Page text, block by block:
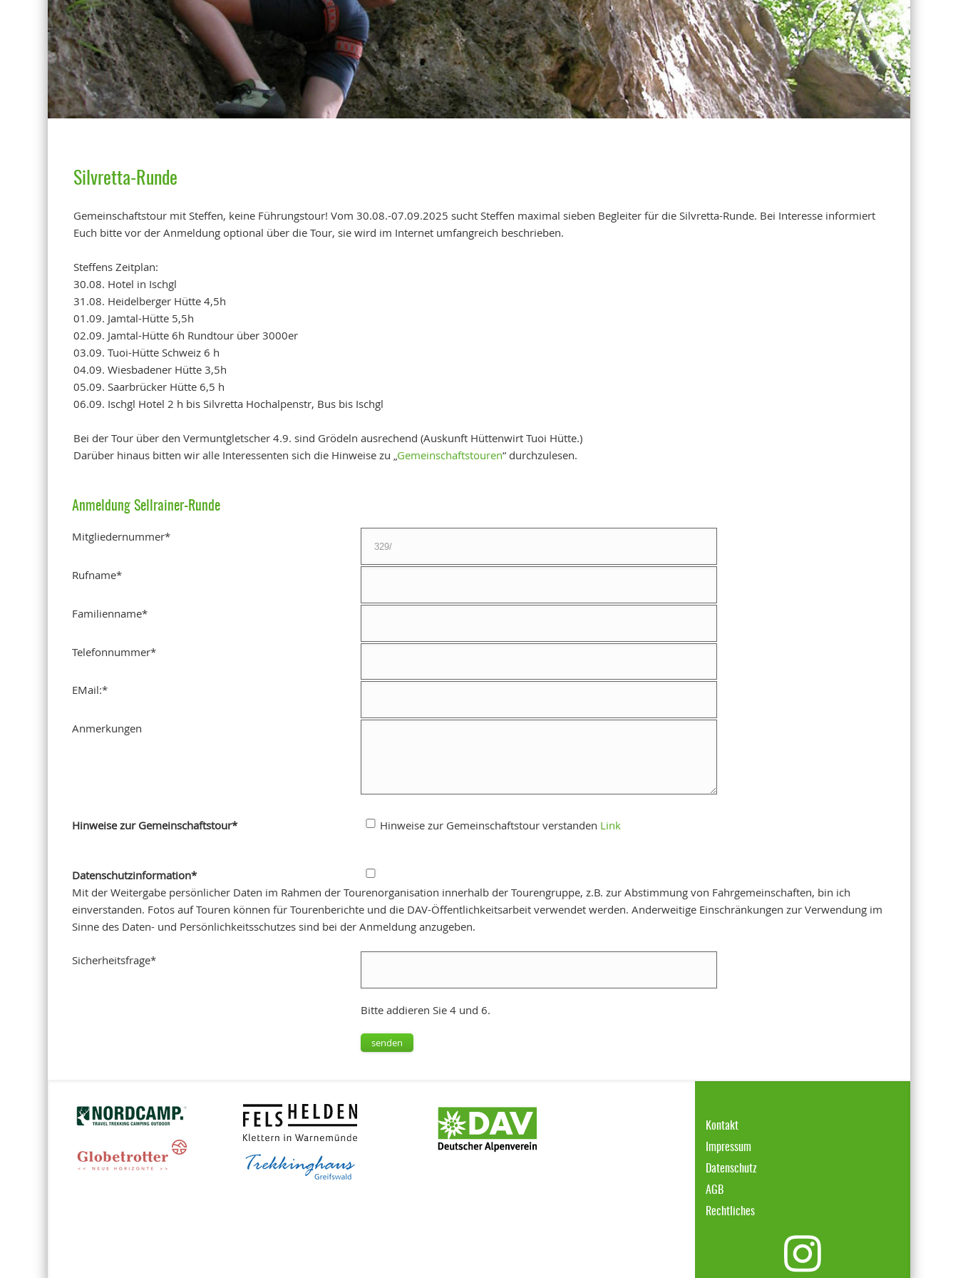
Silvretta-Runde
Gemeinschaftstour mit Steffen, keine Führungstour! Vom 30.08.-07.09.2025 sucht Steffen maximal sieben Begleiter für die Silvretta-Runde. Bei Interesse informiert
Euch bitte vor der Anmeldung optional über die Tour, sie wird im Internet umfangreich beschrieben.
Steffens Zeitplan:
30.08. Hotel in Ischgl
31.08. Heidelberger Hütte 4,5h
01.09. Jamtal-Hütte 5,5h
02.09. Jamtal-Hütte 6h Rundtour über 3000er
03.09. Tuoi-Hütte Schweiz 6 h
04.09. Wiesbadener Hütte 3,5h
05.09. Saarbrücker Hütte 6,5 h
06.09. Ischgl Hotel 2 h bis Silvretta Hochalpenstr, Bus bis Ischgl
Bei der Tour über den Vermuntgletscher 4.9. sind Grödeln ausrechend (Auskunft Hüttenwirt Tuoi Hütte.)
Darüber hinaus bitten wir alle Interessenten sich die Hinweise zu „Gemeinschaftstouren“ durchzulesen.
Anmeldung Sellrainer-Runde
Mitgliedernummer*
Rufname*
Familienname*
Telefonnummer*
EMail:*
Anmerkungen
Hinweise zur Gemeinschaftstour* Hinweise zur Gemeinschaftstour verstanden Link
Datenschutzinformation*
Mit der Weitergabe persönlicher Daten im Rahmen der Tourenorganisation innerhalb der Tourengruppe, z.B. zur Abstimmung von Fahrgemeinschaften, bin ich
einverstanden. Fotos auf Touren können für Tourenberichte und die DAV-Öffentlichkeitsarbeit verwendet werden. Anderweitige Einschränkungen zur Verwendung im
Sinne des Daten- und Persönlichkeitsschutzes sind bei der Anmeldung anzugeben.
Sicherheitsfrage*
Bitte addieren Sie 4 und 6.
senden
Kontakt
Impressum
Datenschutz
AGB
Rechtliches